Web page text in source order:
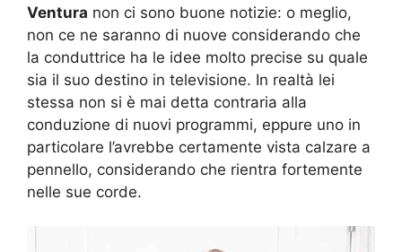
Ventura non ci sono buone notizie: o meglio,
non ce ne saranno di nuove considerando che
la conduttrice ha le idee molto precise su quale
sia il suo destino in televisione. In realtà lei
stessa non si è mai detta contraria alla
conduzione di nuovi programmi, eppure uno in
particolare l’avrebbe certamente vista calzare a
pennello, considerando che rientra fortemente
nelle sue corde.